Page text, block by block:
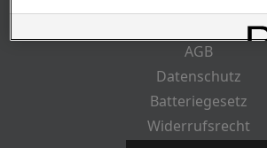
AGB
Datenschutz
Batteriegesetz
Widerrufsrecht